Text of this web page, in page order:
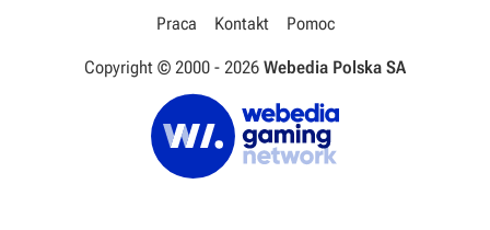
Praca
Kontakt Pomoc
Copyright © 2000 - 2026 Webedia Polska SA